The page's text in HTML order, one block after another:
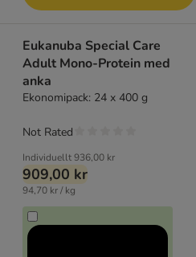
Eukanuba Special Care
Adult Mono-Protein med
anka
Ekonomipack: 24 x 400 g
Individuellt936,00 kr
909,00 kr
94,70 kr / kg
Not Rated